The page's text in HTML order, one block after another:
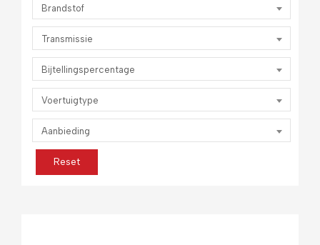
Brandstof
Transmissie
Bijtellingspercentage
Voertuigtype
Aanbieding
Reset